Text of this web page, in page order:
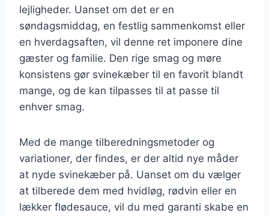
lejligheder. Uanset om det er en
søndagsmiddag, en festlig sammenkomst eller
en hverdagsaften, vil denne ret imponere dine
gæster og familie. Den rige smag og møre
konsistens gør svinekæber til en favorit blandt
mange, og de kan tilpasses til at passe til
enhver smag.
Med de mange tilberedningsmetoder og
variationer, der findes, er der altid nye måder
at nyde svinekæber på. Uanset om du vælger
at tilberede dem med hvidløg, rødvin eller en
lækker flødesauce, vil du med garanti skabe en